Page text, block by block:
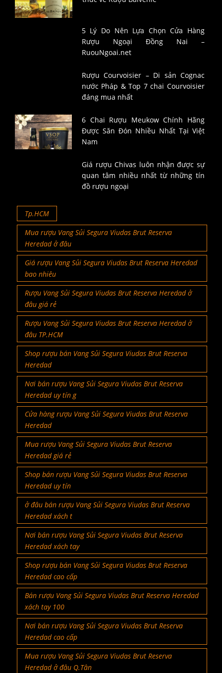
5 Lý Do Nên Lựa Chọn Cửa Hàng
Rượu Ngoại Đồng Nai –
RuouNgoai.net
Rượu Courvoisier – Di sản Cognac
nước Pháp & Top 7 chai Courvoisier
đáng mua nhất
6 Chai Rượu Meukow Chính Hãng
Được Săn Đón Nhiều Nhất Tại Việt
Nam
Giá rượu Chivas luôn nhận được sự
quan tâm nhiều nhất từ những tín
đồ rượu ngoại
Tp.HCM
Mua rượu Vang Sủi Segura Viudas Brut Reserva
Heredad ở đâu
Giá rượu Vang Sủi Segura Viudas Brut Reserva Heredad
bao nhiêu
Rượu Vang Sủi Segura Viudas Brut Reserva Heredad ở
đâu giá rẻ
Rượu Vang Sủi Segura Viudas Brut Reserva Heredad ở
đâu TP.HCM
Shop rượu bán Vang Sủi Segura Viudas Brut Reserva
Heredad
Nơi bán rượu Vang Sủi Segura Viudas Brut Reserva
Heredad uy tín g
Cửa hàng rượu Vang Sủi Segura Viudas Brut Reserva
Heredad
Mua rượu Vang Sủi Segura Viudas Brut Reserva
Heredad giá rẻ
Shop bán rượu Vang Sủi Segura Viudas Brut Reserva
Heredad uy tín
ở đâu bán rượu Vang Sủi Segura Viudas Brut Reserva
Heredad xách t
Nơi bán rượu Vang Sủi Segura Viudas Brut Reserva
Heredad xách tay
Shop rượu bán Vang Sủi Segura Viudas Brut Reserva
Heredad cao cấp
Bán rượu Vang Sủi Segura Viudas Brut Reserva Heredad
xách tay 100
Nơi bán rượu Vang Sủi Segura Viudas Brut Reserva
Heredad cao cấp
Mua rượu Vang Sủi Segura Viudas Brut Reserva
Heredad ở đâu Q.Tân